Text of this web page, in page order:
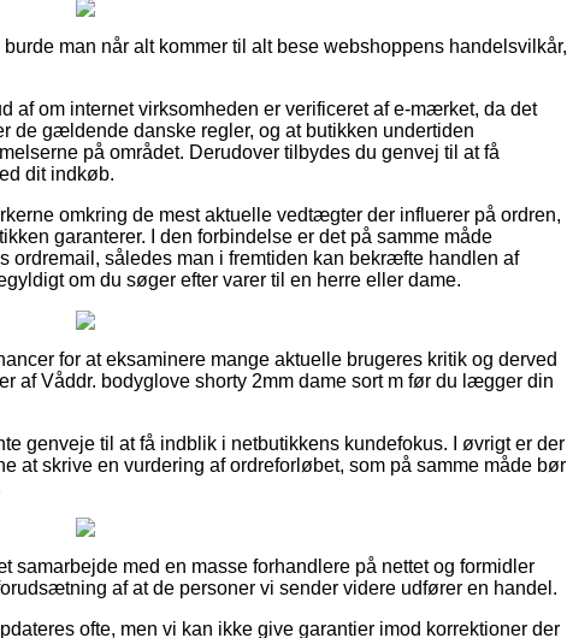
man når alt kommer til alt bese webshoppens handelsvilkår,
af om internet virksomheden er verificeret af e-mærket, da det
de gældende danske regler, og at butikken undertiden
på området. Derudover tilbydes du genvej til at få
dit indkøb.
omkring de mest aktuelle vedtægter der influerer på ordren,
garanterer. I den forbindelse er det på samme måde
ordremail, således man i fremtiden kan bekræfte handlen af
om du søger efter varer til en herre eller dame.
for at eksaminere mange aktuelle brugeres kritik og derved
af Våddr. bodyglove shorty 2mm dame sort m før du lægger din
genveje til at få indblik i netbutikkens kundefokus. I øvrigt er der
at skrive en vurdering af ordreforløbet, som på samme måde bør
samarbejde med en masse forhandlere på nettet og formidler
af at de personer vi sender videre udfører en handel.
ofte, men vi kan ikke give garantier imod korrektioner der